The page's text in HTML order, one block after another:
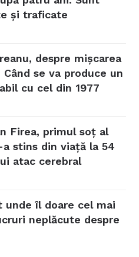
și traficate
despre mișcarea
se va produce un
cu cel din 1977
Firea, primul soț al
a stins din viață la 54
atac cerebral
unde îl doare cel mai
neplăcute despre